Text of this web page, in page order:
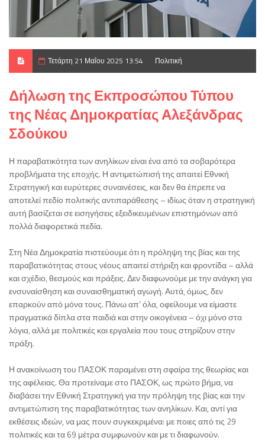
Τετάρτη 21 Μαΐου 2025 13:54 Πολιτική
Δήλωση της Εκπροσώπου Τύπου
της Νέας Δημοκρατίας Αλεξάνδρας
Σδούκου
Η παραβατικότητα των ανηλίκων είναι ένα από τα σοβαρότερα
προβλήματα της εποχής. Η αντιμετώπισή της απαιτεί Εθνική
Στρατηγική και ευρύτερες συναινέσεις, και δεν θα έπρεπε να
αποτελεί πεδίο πολιτικής αντιπαράθεσης – ιδίως όταν η στρατηγική
αυτή βασίζεται σε εισηγήσεις εξειδικευμένων επιστημόνων από
πολλά διαφορετικά πεδία.
Στη Νέα Δημοκρατία πιστεύουμε ότι η πρόληψη της βίας και της
παραβατικότητας στους νέους απαιτεί στήριξη και φροντίδα – αλλά
και σχέδιο, θεσμούς και πράξεις. Δεν διαφωνούμε με την ανάγκη για
ενσυναίσθηση και συναισθηματική αγωγή. Αυτά, όμως, δεν
επαρκούν από μόνα τους. Πάνω απ’ όλα, οφείλουμε να είμαστε
πραγματικά δίπλα στα παιδιά και στην οικογένεια – όχι μόνο στα
λόγια, αλλά με πολιτικές και εργαλεία που τους στηρίζουν στην
πράξη.
Η ανακοίνωση του ΠΑΣΟΚ παραμένει στη σφαίρα της θεωρίας και
της αφέλειας. Θα προτείναμε στο ΠΑΣΟΚ, ως πρώτο βήμα, να
διαβάσει την Εθνική Στρατηγική για την πρόληψη της βίας και την
αντιμετώπιση της παραβατικότητας των ανηλίκων. Και, αντί για
εκθέσεις ιδεών, να μας πουν συγκεκριμένα: με ποιες από τις 29
πολιτικές και τα 69 μέτρα συμφωνούν και με τι διαφωνούν.